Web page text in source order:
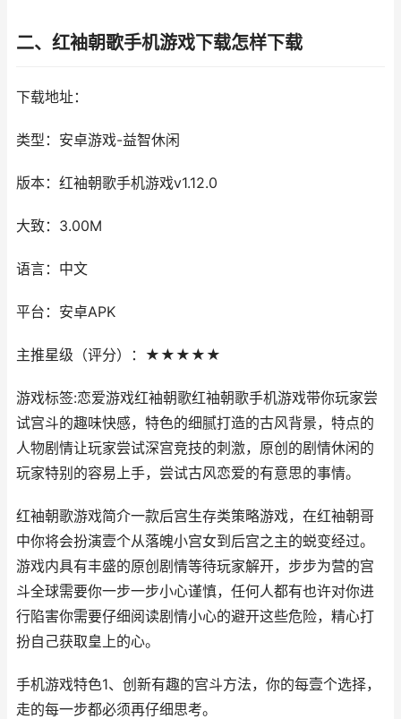
二、红袖朝歌手机游戏下载怎样下载
下载地址：
类型：安卓游戏-益智休闲
版本：红袖朝歌手机游戏v1.12.0
大致：3.00M
语言：中文
平台：安卓APK
主推星级（评分）：★★★★★
游戏标签:恋爱游戏红袖朝歌红袖朝歌手机游戏带你玩家尝
试宫斗的趣味快感，特色的细腻打造的古风背景，特点的
人物剧情让玩家尝试深宫竞技的刺激，原创的剧情休闲的
玩家特别的容易上手，尝试古风恋爱的有意思的事情。
红袖朝歌游戏简介一款后宫生存类策略游戏，在红袖朝哥
中你将会扮演壹个从落魄小宫女到后宫之主的蜕变经过。
游戏内具有丰盛的原创剧情等待玩家解开，步步为营的宫
斗全球需要你一步一步小心谨慎，任何人都有也许对你进
行陷害你需要仔细阅读剧情小心的避开这些危险，精心打
扮自己获取皇上的心。
手机游戏特色1、创新有趣的宫斗方法，你的每壹个选择，
走的每一步都必须再仔细思考。